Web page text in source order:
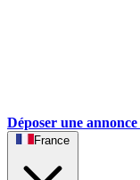
Déposer une annonce
France